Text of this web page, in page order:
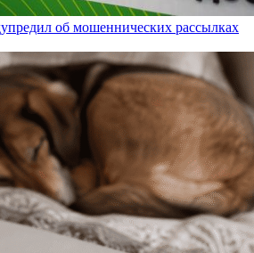
об мошеннических рассылках